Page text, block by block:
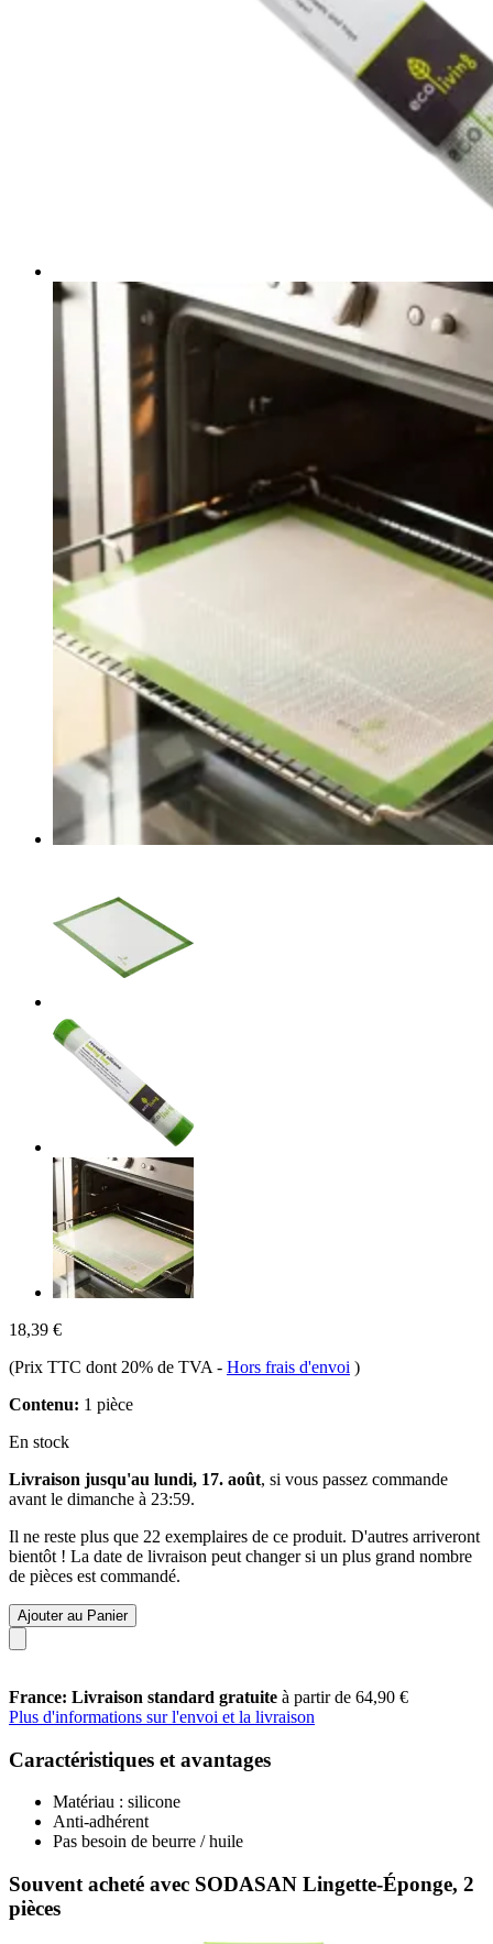
18,39 €
(Prix TTC dont 20% de TVA - Hors frais d'envoi )
Contenu: 1 pièce
En stock
Livraison jusqu'au lundi, 17. août, si vous passez commande
avant le dimanche à 23:59.
Il ne reste plus que 22 exemplaires de ce produit. D'autres arriveront
bientôt ! La date de livraison peut changer si un plus grand nombre
de pièces est commandé.
Ajouter au Panier
France: Livraison standard gratuite à partir de 64,90 €
Plus d'informations sur l'envoi et la livraison
Caractéristiques et avantages
Matériau : silicone
Anti-adhérent
Pas besoin de beurre / huile
Souvent acheté avec SODASAN Lingette-Éponge, 2
pièces